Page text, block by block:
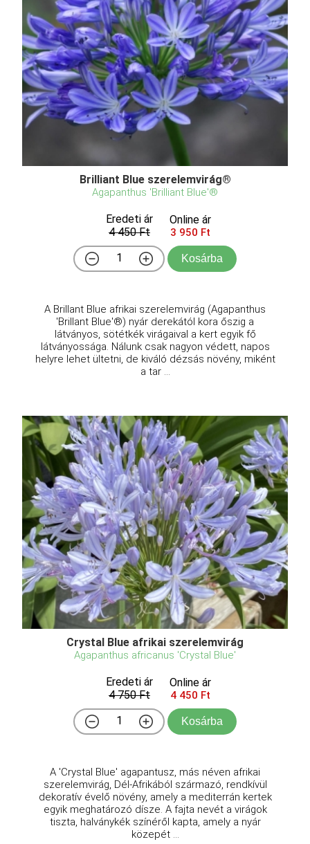
Brilliant Blue szerelemvirág®
Agapanthus 'Brilliant Blue'®
Eredeti ár
4 450 Ft
Online ár
3 950 Ft
Kosárba
A Brillant Blue afrikai szerelemvirág (Agapanthus
'Brillant Blue'®) nyár derekától kora őszig a
látványos, sötétkék virágaival a kert egyik fő
látványossága. Nálunk csak nagyon védett, napos
helyre lehet ültetni, de kiváló dézsás növény, miként
a tar ...
Crystal Blue afrikai szerelemvirág
Agapanthus africanus 'Crystal Blue'
Eredeti ár
4 750 Ft
Online ár
4 450 Ft
Kosárba
A 'Crystal Blue' agapantusz, más néven afrikai
szerelemvirág, Dél-Afrikából származó, rendkívül
dekoratív évelő növény, amely a mediterrán kertek
egyik meghatározó dísze. A fajta nevét a virágok
tiszta, halványkék színéről kapta, amely a nyár
közepét ...